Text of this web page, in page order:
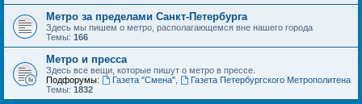
Метро за пределами Санкт-Петербурга
Здесь мы пишем о метро, располагающемся вне нашего города
Темы: 166
Метро и пресса
Здесь все вещи, которые пишут о метро в прессе.
Подфорумы:
Газета "Смена",
Газета Петербургского Метрополитена
Темы: 1832